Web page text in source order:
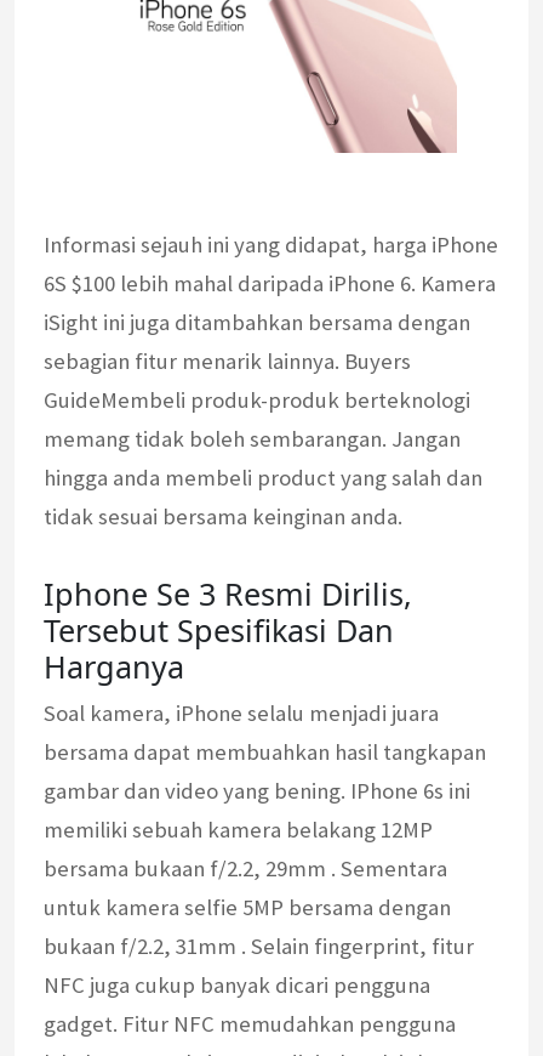
Informasi sejauh ini yang didapat, harga iPhone
6S $100 lebih mahal daripada iPhone 6. Kamera
iSight ini juga ditambahkan bersama dengan
sebagian fitur menarik lainnya. Buyers
GuideMembeli produk-produk berteknologi
memang tidak boleh sembarangan. Jangan
hingga anda membeli product yang salah dan
tidak sesuai bersama keinginan anda.
Iphone Se 3 Resmi Dirilis,
Tersebut Spesifikasi Dan
Harganya
Soal kamera, iPhone selalu menjadi juara
bersama dapat membuahkan hasil tangkapan
gambar dan video yang bening. IPhone 6s ini
memiliki sebuah kamera belakang 12MP
bersama bukaan f/2.2, 29mm . Sementara
untuk kamera selfie 5MP bersama dengan
bukaan f/2.2, 31mm . Selain fingerprint, fitur
NFC juga cukup banyak dicari pengguna
gadget. Fitur NFC memudahkan pengguna